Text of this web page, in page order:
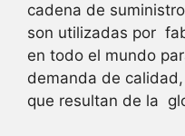
cadena de
son utilizadas por
en todo el mundo
demanda de
que resultan de la